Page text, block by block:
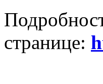
странице: